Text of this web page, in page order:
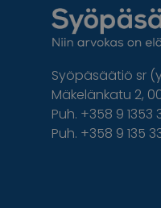
Syöpäsäätiö sr
Mäkelänkatu 2,
Puh. +358 9
Puh. +358 9 135